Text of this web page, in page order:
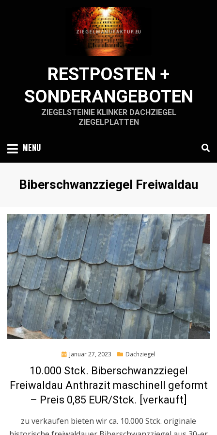
RESTPOSTEN +
SONDERANGEBOTEN
ZIEGELSTEINIE KLINKER DACHZIEGEL
ZIEGELPLATTEN
MENU
Schlagwort
:
Biberschwanzziegel Freiwaldau
Posted
Januar 27, 2023 Dachziegel
10.000 Stck. Biberschwanzziegel
Freiwaldau Anthrazit maschinell geformt
– Preis 0,85 EUR/Stck. [verkauft]
zu verkaufen bieten wir ca. 10.000 Stck. originale